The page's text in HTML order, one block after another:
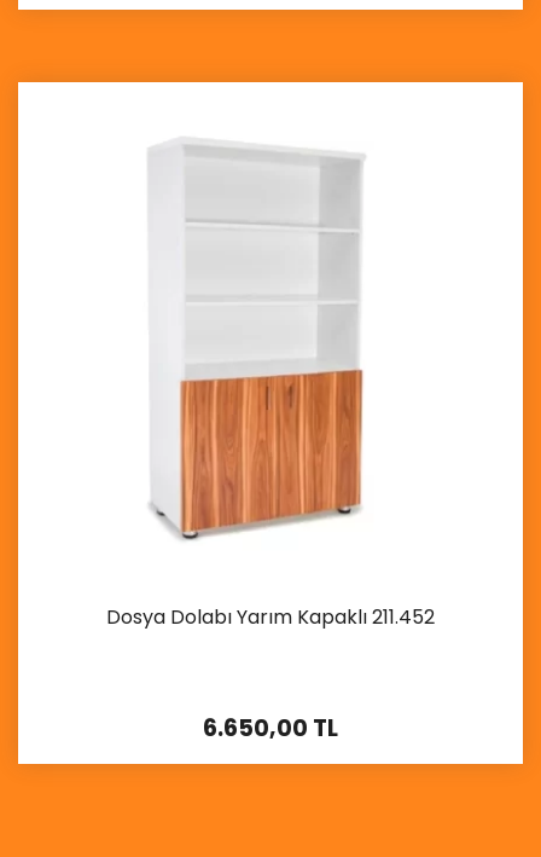
Dosya Dolabı Yarım Kapaklı 211.452
6.650,00 TL
İncele